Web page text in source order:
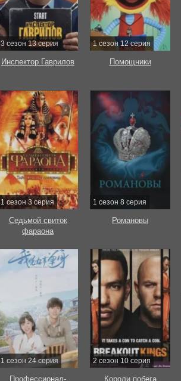
3 сезон 13 серия
Инспектор Гаврилов
1 сезон 12 серия
Помощники
1 сезон 3 серия
Седьмой свиток
фараона
1 сезон 8 серия
Романовы
1 сезон 24 серия
Профессионал-
2 сезон 10 серия
Короли побега